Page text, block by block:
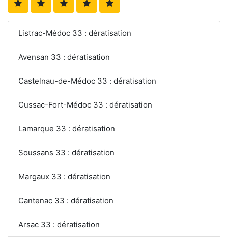
Listrac-Médoc 33 : dératisation
Avensan 33 : dératisation
Castelnau-de-Médoc 33 : dératisation
Cussac-Fort-Médoc 33 : dératisation
Lamarque 33 : dératisation
Soussans 33 : dératisation
Margaux 33 : dératisation
Cantenac 33 : dératisation
Arsac 33 : dératisation